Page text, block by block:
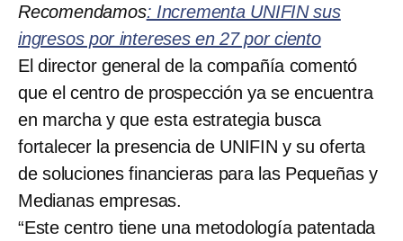
Recomendamos: Incrementa UNIFIN sus
ingresos por intereses en 27 por ciento
El director general de la compañía comentó
que el centro de prospección ya se encuentra
en marcha y que esta estrategia busca
fortalecer la presencia de UNIFIN y su oferta
de soluciones financieras para las Pequeñas y
Medianas empresas.
“Este centro tiene una metodología patentada